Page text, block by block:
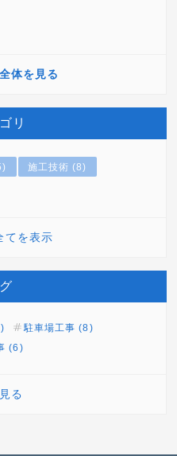
体を見る
リ
施工技術 (8)
てを表示
駐車場工事 (8)
(6)
る